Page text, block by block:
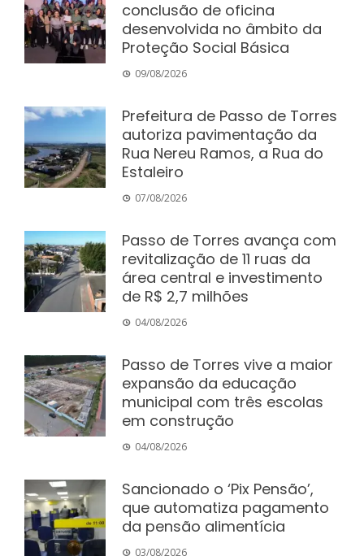
conclusão de oficina
desenvolvida no âmbito da
Proteção Social Básica
09/08/2026
Prefeitura de Passo de Torres
autoriza pavimentação da
Rua Nereu Ramos, a Rua do
Estaleiro
07/08/2026
Passo de Torres avança com
revitalização de 11 ruas da
área central e investimento
de R$ 2,7 milhões
04/08/2026
Passo de Torres vive a maior
expansão da educação
municipal com três escolas
em construção
04/08/2026
Sancionado o ‘Pix Pensão’,
que automatiza pagamento
da pensão alimentícia
03/08/2026